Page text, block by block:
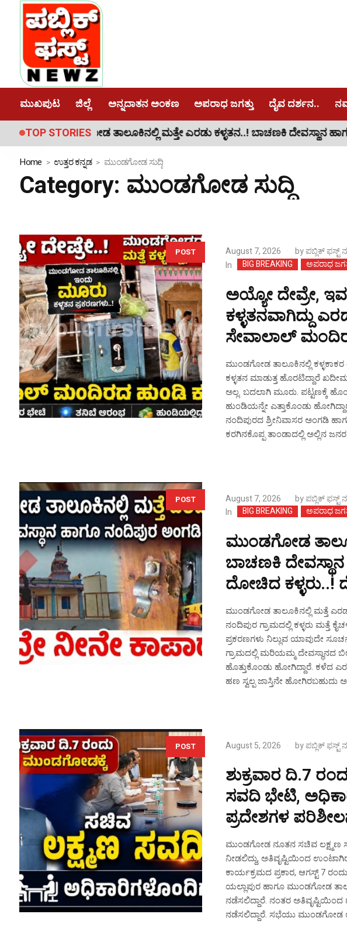
ಮುಖಪುಟ ಜಿಲ್ಲೆ ಅನ್ನದಾತನ ಅಂಕಣ ಅಪರಾಧ ಜಗತ್ತು ದೈವ ದರ್ಶನ..
TOP STORIES
ಮತ್ತೇ ಎರಡು ಕಳ್ಳತನ..! ಬಾಚಣಕಿ ದೇವಸ್ಥಾನ ಹಾಗೂ ನಂದಿಪುರದಲ್ಲಿ ಅಂಗಡಿ
Home ಉತ್ತರ ಕನ್ನಡ ಮುಂಡಗೋಡ ಸುದ್ದಿ
Category: ಮುಂಡಗೋಡ ಸುದ್ದಿ
POST August 7, 2026 byಪಬ್ಲಿಕ್ ಫಸ್ಟ್
In
BIG BREAKING ಅಪರಾಧ
ಅಯ್ಯೋ ದೇವ್ರೇ,
ಕಳ್ಳತನವಾಗಿದ್ದು
ಸೇವಾಲಾಲ್
ಮುಂಡಗೋಡ ತಾಲೂಕಿನಲ್ಲಿ ಕಳ್ಳಕಾಕರ
ಕಳ್ಳತನ ಮಾಡುತ್ತ ಹೊರಟಿದ್ದಾರೆ
ಅಲ್ಲ. ಬದಲಾಗಿ ಮೂರು. ಪಟ್ಟಣಕ್ಕೆ
ಹುಂಡಿಯನ್ನೇ ಎತ್ತಾಕೊಂಡು
ನಂದಿಪುರದ ಶ್ರೀನಿವಾಸರ ಅಂಗಡಿ
ಕರಗಿನಕೊಪ್ಪ ತಾಂಡಾದಲ್ಲಿ ಅಲ್ಲಿನ ಜನರ
POST August 7, 2026 byಪಬ್ಲಿಕ್ ಫಸ್ಟ್
In
BIG BREAKING ಅಪರಾಧ
ಮುಂಡಗೋಡ
ಬಾಚಣಕಿ
ದೋಚಿದ ಕಳ್ಳರು..!
ಮುಂಡಗೋಡ ತಾಲೂಕಿನಲ್ಲಿ ಮತ್ತೆ
ನಂದಿಪುರ ಗ್ರಾಮದಲ್ಲಿ ಕಳ್ಳರು ಮತ್ತೆ
ಪ್ರಕರಣಗಳು ನಿಲ್ಲುವ ಯಾವುದೇ
ಗ್ರಾಮದಲ್ಲಿ ಮರಿಯಮ್ಮ ದೇವಸ್ಥಾನದ
ಹೊತ್ತುಕೊಂಡು ಹೋಗಿದ್ದಾರೆ. ಕಳೆದ
ಹಣ ಸ್ವಲ್ಪ ಜಾಸ್ತಿನೇ ಹೋಗಿರಬಹುದು
POST August 5, 2026 byಪಬ್ಲಿಕ್ ಫಸ್ಟ್
ಶುಕ್ರವಾರ ದಿ.7
ಸವದಿ ಭೇಟಿ,
ಪ್ರದೇಶಗಳ
ಮುಂಡಗೋಡ ನೂತನ ಸಚಿವ ಲಕ್ಷ್ಮಣ
ನೀಡಲಿದ್ದು, ಅತಿವೃಷ್ಟಿಯಿಂದ
ಕಾರ್ಯಕ್ರಮದ ಪ್ರಕಾರ, ಆಗಸ್ಟ್‌ 7
ಯಲ್ಲಾಪುರ ಹಾಗೂ ಮುಂಡಗೋಡ
ನಡೆಸಲಿದ್ದಾರೆ. ನಂತರ
ನಡೆಸಲಿದ್ದಾರೆ. ಸಭೆಯು